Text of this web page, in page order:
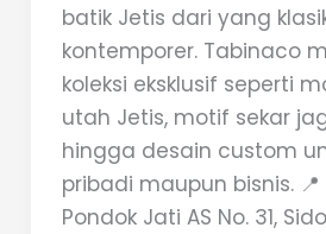
batik Jetis dari yang
kontemporer. Tabinaco
koleksi eksklusif seperti
utah Jetis, motif sekar
hingga desain custom
pribadi maupun bisnis.
Pondok Jati AS No. 31,